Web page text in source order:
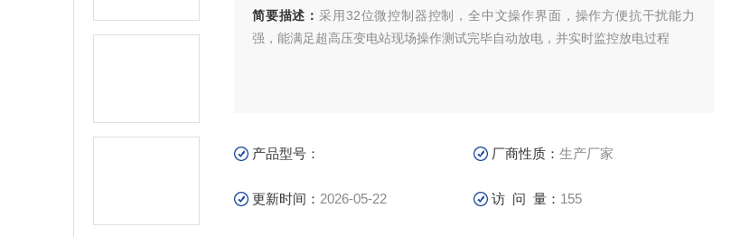
简要描述： 采用32位微控制器控制，全中文操作界面，操作方便抗干扰能力
强，能满足超高压变电站现场操作测试完毕自动放电，并实时监控放电过程
产品型号： 厂商性质：生产厂家
更新时间： 2026-05-22 访 问 量： 155